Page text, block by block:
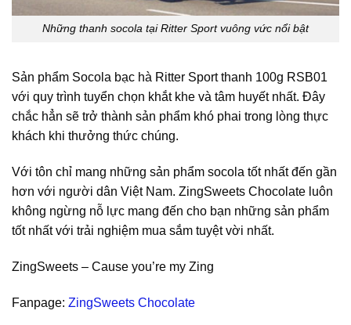
Những thanh socola tại Ritter Sport vuông vức nổi bật
Sản phẩm Socola bạc hà Ritter Sport thanh 100g RSB01
với quy trình tuyển chọn khắt khe và tâm huyết nhất. Đây
chắc hẳn sẽ trở thành sản phẩm khó phai trong lòng thực
khách khi thưởng thức chúng.
Với tôn chỉ mang những sản phẩm socola tốt nhất đến gần
hơn với người dân Việt Nam. ZingSweets Chocolate luôn
không ngừng nỗ lực mang đến cho bạn những sản phẩm
tốt nhất với trải nghiệm mua sắm tuyệt vời nhất.
ZingSweets – Cause you’re my Zing
Fanpage: ZingSweets Chocolate